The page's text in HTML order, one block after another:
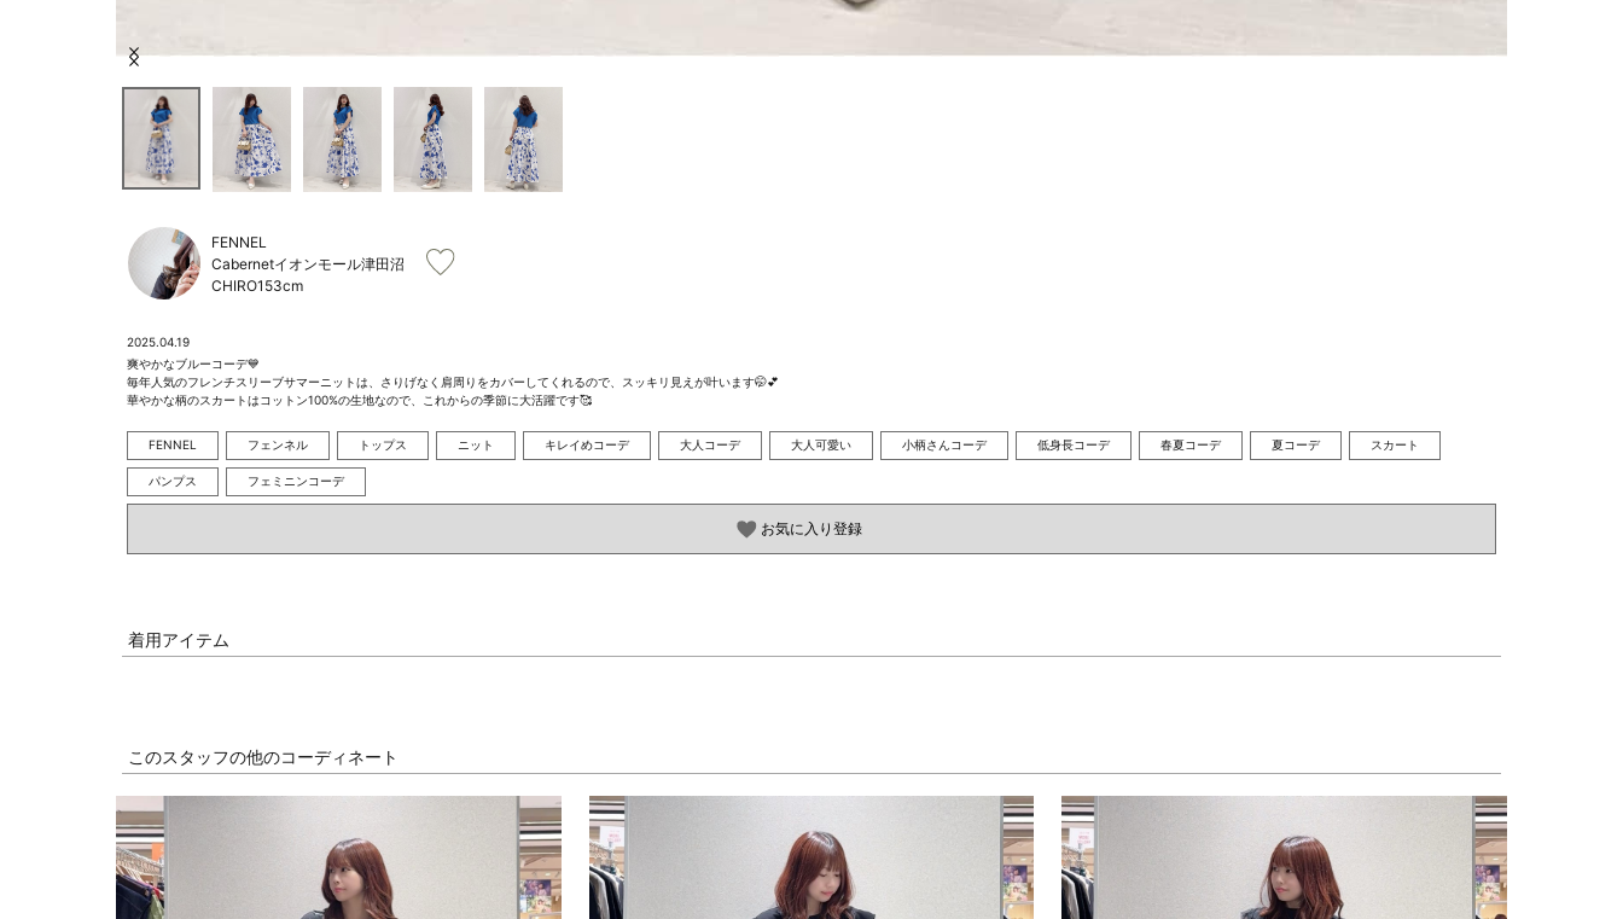
Item
FENNEL
Cabernetイオンモール津田沼
CHIRO153cm
2025.04.19
爽やかなブルーコーデ💙
毎年人気のフレンチスリーブサマーニットは、さりげなく肩周りをカバーしてくれるので、スッキリ見えが叶います🤭💕
華やかな柄のスカートはコットン100%の生地なので、これからの季節に大活躍です🥰
FENNEL フェンネル トップス ニット キレイめコーデ 大人コーデ 大人可愛い 小柄さんコーデ 低身長コーデ 春夏コーデ 夏コーデ スカート
パンプス フェミニンコーデ
お気に入り登録
着用アイテム
このスタッフの他のコーディネート